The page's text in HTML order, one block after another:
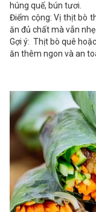
húng quế, bún tươi.
Điểm cộng: Vị thịt bò
ăn đủ chất mà vẫn
Gợi ý: Thịt bò quê
ăn thêm ngon và an